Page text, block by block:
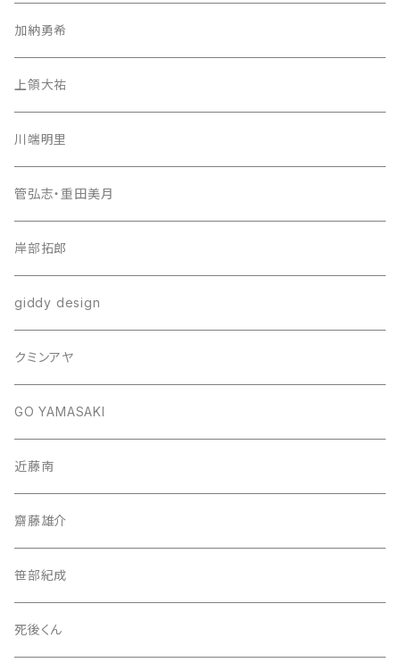
加納勇希
上領大祐
川端明里
管弘志・重田美月
岸部拓郎
giddy design
クミンアヤ
GO YAMASAKI
近藤南
齋藤雄介
笹部紀成
死後くん